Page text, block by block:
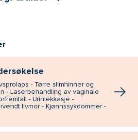
- Tørre slimhinner og
- Laserbehandling av vaginale
- Urinlekkasje -
livmor - Kjønnssykdommer -